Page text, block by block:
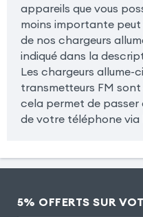
appareils que vous
moins importante peut
de nos chargeurs
indiqué dans la
Les chargeurs allume-
transmetteurs FM
cela permet de passer
de votre téléphone via
5% OFFERTS SUR